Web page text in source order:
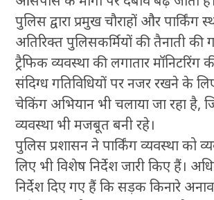
पुलिस द्वारा प्रमुख चौराहों और पार्किंग
अतिरिक्त पुलिसकर्मियों की तैनाती की
ट्रैफिक व्यवस्था की लगातार मॉनिटरिंग
संदिग्ध गतिविधियों पर नजर रखने के
चेकिंग अभियान भी चलाया जा रहा है,
व्यवस्था भी मजबूत बनी रहे।
पुलिस प्रशासन ने पार्किंग व्यवस्था को
लिए भी विशेष निर्देश जारी किए हैं।
निर्देश दिए गए हैं कि सड़क किनारे